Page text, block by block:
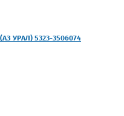
УРАЛ) 5323-3506074